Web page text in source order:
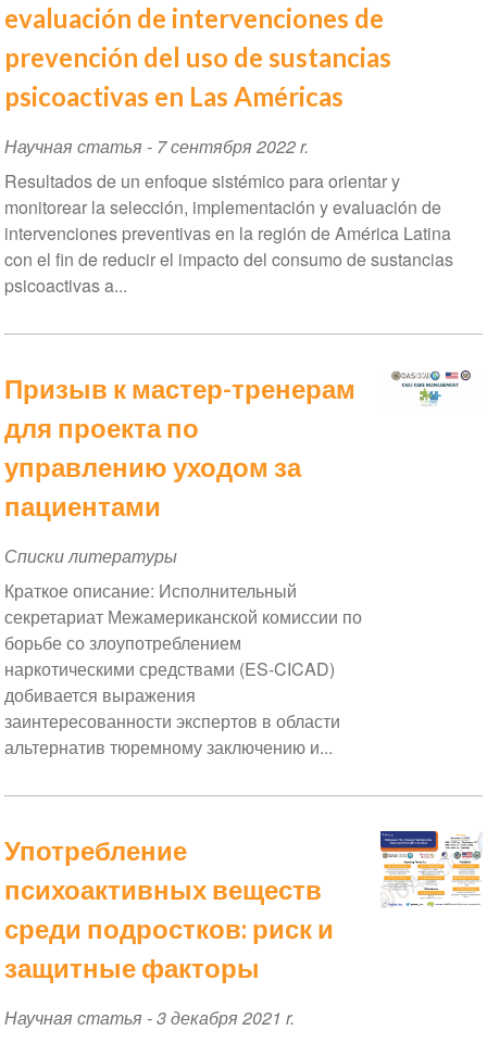
evaluación de intervenciones de
prevención del uso de sustancias
psicoactivas en Las Américas
Научная статья - 7 сентября 2022 r.
Resultados de un enfoque sistémico para orientar y
monitorear la selección, implementación y evaluación de
intervenciones preventivas en la región de América Latina
con el fin de reducir el impacto del consumo de sustancias
psicoactivas a...
Призыв к мастер-тренерам
для проекта по
управлению уходом за
пациентами
Списки литературы
Краткое описание: Исполнительный
секретариат Межамериканской комиссии по
борьбе со злоупотреблением
наркотическими средствами (ES-CICAD)
добивается выражения
заинтересованности экспертов в области
альтернатив тюремному заключению и...
Употребление
психоактивных веществ
среди подростков: риск и
защитные факторы
Научная статья -3 декабря 2021 r.